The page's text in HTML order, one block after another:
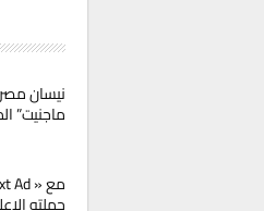
نيسان
ماجنيت”
حملته